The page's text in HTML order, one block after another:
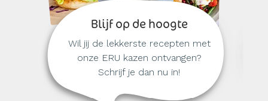
Blijf op de hoogte
Wil jij de lekkerste recepten met
onze ERU kazen ontvangen?
Schrijf je dan nu in!